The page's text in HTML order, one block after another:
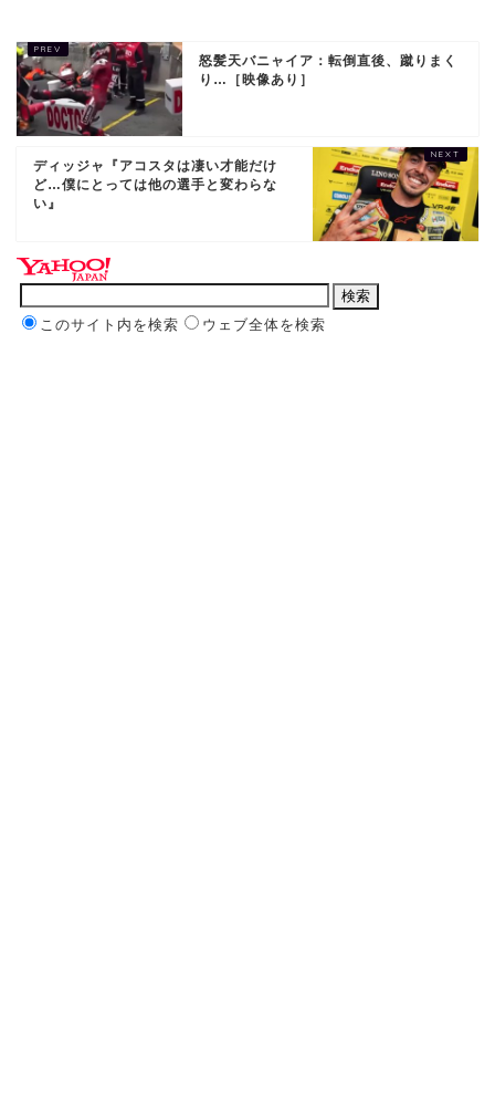
怒髪天バニャイア：転倒直後、蹴りまく
り…［映像あり］
ディッジャ『アコスタは凄い才能だけ
ど…僕にとっては他の選手と変わらな
い』
このサイト内を検索 ウェブ全体を検索